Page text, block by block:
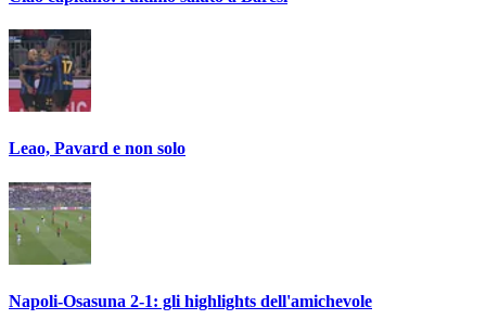
Leao, Pavard e non solo
Napoli-Osasuna 2-1: gli highlights dell'amichevole